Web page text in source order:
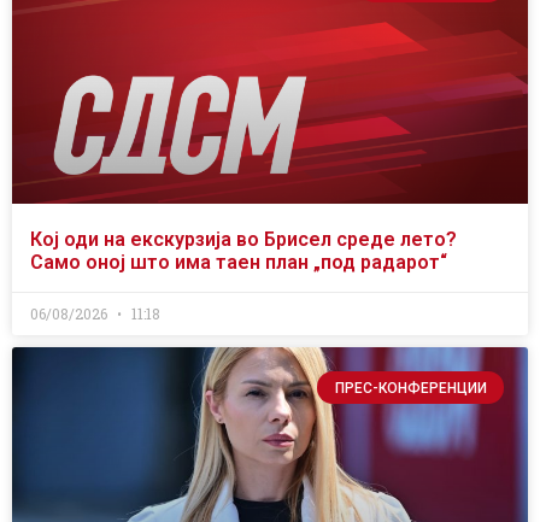
Кој оди на екскурзија во Брисел среде лето?
Само оној што има таен план „под радарот“
06/08/2026 11:18
ПРЕС-КОНФЕРЕНЦИИ